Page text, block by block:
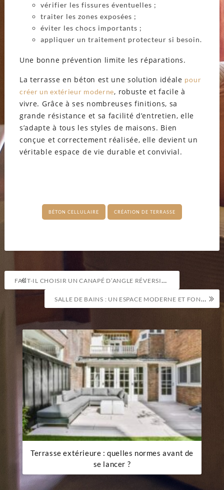
vérifier les fissures éventuelles ;
traiter les zones exposées ;
éviter les chocs importants ;
appliquer un traitement protecteur si besoin.
Une bonne prévention limite les réparations.
La terrasse en béton est une solution idéale pour
créer un extérieur moderne, robuste et facile à
vivre. Grâce à ses nombreuses finitions, sa
grande résistance et sa facilité d’entretien, elle
s’adapte à tous les styles de maisons. Bien
conçue et correctement réalisée, elle devient un
véritable espace de vie durable et convivial.
BÉTON CELLULAIRE CRÉATION DE TERRASSE
Navigation
de
l’article
FAUT-IL CHOISIR UN CANAPÉ D’ANGLE RÉVERSIBLE ? AVANTAGES ET INCONVÉNIENTS
SALLE DE BAINS : UN ESPACE MODERNE ET FONCTIONNEL
Terrasse extérieure : quelles normes avant de
se lancer ?